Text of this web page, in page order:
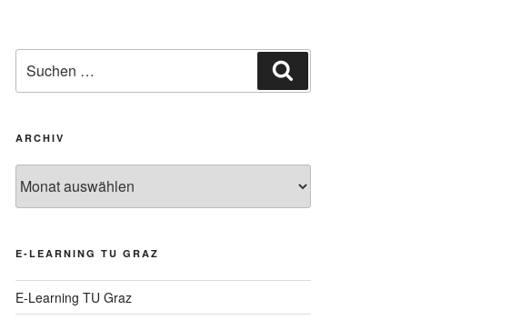
nach:
ARCHIV
E-LEARNING TU GRAZ
E-Learning TU Graz